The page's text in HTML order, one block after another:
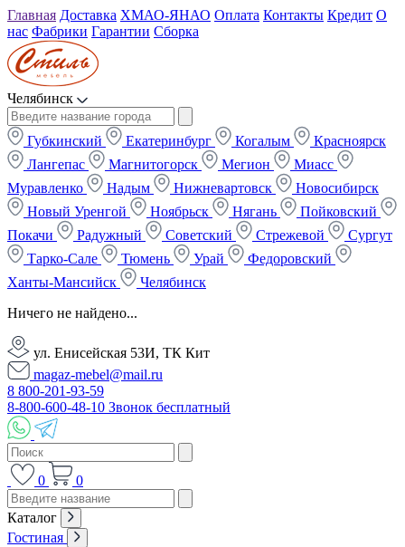
Главная Доставка ХМАО-ЯНАО Оплата Контакты Кредит О
нас Фабрики Гарантии Сборка
Челябинск
Губкинский Екатеринбург Когалым
Красноярск
Лангепас
Магнитогорск Мегион
Миасс
Муравленко
Надым Нижневартовск
Новосибирск
Новый Уренгой
Ноябрьск Нягань
Пойковский
Покачи
Радужный Советский Стрежевой
Сургут
Тарко-Сале
Тюмень Урай
Федоровский
Ханты-Мансийск
Челябинск
Ничего не найдено...
ул. Енисейская 53И, ТК Кит
magaz-mebel@mail.ru
8 800-201-93-59
8-800-600-48-10 Звонок бесплатный
0 0
Каталог
Гостиная